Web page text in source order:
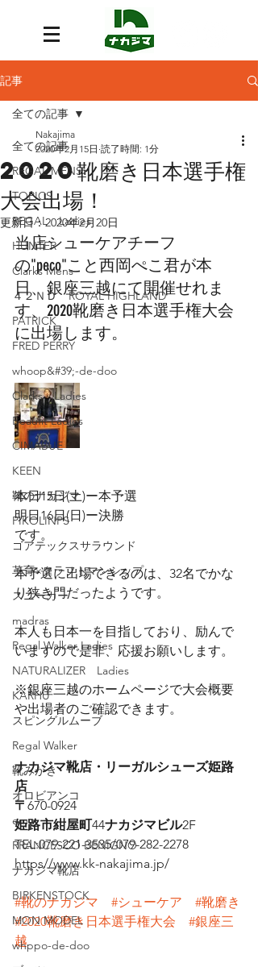
記事
全ての記事
REGAL MENS
TOPICS
REGAL Ladies
HUNTER
Clarks Mens
４２ＮＤ ROYAL HIGHLAND
PATRICK
FRED PERRY
whoop&#39;-de-doo
Clarks Ladies
Beaufit Ladies
CIMABUE
KEEN
靴のナカジマ
PIKOLINPS
ゴアテックスサラウンド
革育×クラフトマンシップ
スニーカー
madras
Regal Walker Ladies
NATURALIZER Ladies
KARHU
スピングルムーブ
Regal Walker
靴みがき
オロビアンコ
emu
RRANCESCO BENIGNO
ナカジマ靴店
BIRKENSTOCK
MON MODEL
whppo-de-doo
全ての記事
2020靴磨き日本選手権
大会出場！
Nakajima
2020年2月15日 読了時間: 1分
更新日：2020年2月20日
当店シューケアチーフ
の"peco"こと西岡ぺこ君が本
日、銀座三越にて開催せれま
す、2020靴磨き日本選手権大会
に出場します。
本日15日(土)ー本予選
明日16日(日)ー決勝
です。
本予選に出場できるのは、32名でかな
り狭き門だったようです。
本人も日本一を目指しており、励んで
いますので是非、応援お願いします。
※銀座三越のホームページで大会概要
や出場者のご確認できます。
ナカジマ靴店・リーガルシューズ姫路
店
〒 670-0924
姫路市紺屋町44ナカジマビル2F
TEL:079-221-3535/079-282-2278
https//www.kk-nakajima.jp/
#靴のナカジマ #シューケア
#靴磨き
#2020靴磨き日本選手権大会
#銀座三
越